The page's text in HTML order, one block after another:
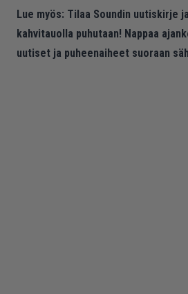
Lue myös: Tilaa Soundin uutiskirje
kahvitauolla puhutaan! Nappaa
uutiset ja puheenaiheet suoraan